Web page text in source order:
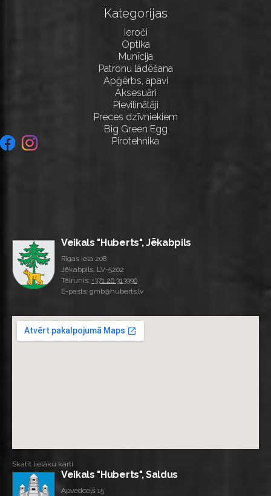
Kategorijas
Ieroči
Optika
Munīcija
Patronu lādēšana
Apģērbs, apavi
Aksesuāri
Pievilinātāji
Preces dzīvniekiem
Big Green Egg
Pirotehnika
Veikals "Huberts", Jēkabpils
Rīgas iela 208
Jēkabpils, LV-5202
Tālrunis: +371 26 313996
E-pasts: gmb@huberts.lv
Skatīt lielāku karti
Veikals "Huberts", Saldus
Apvedceļš 15